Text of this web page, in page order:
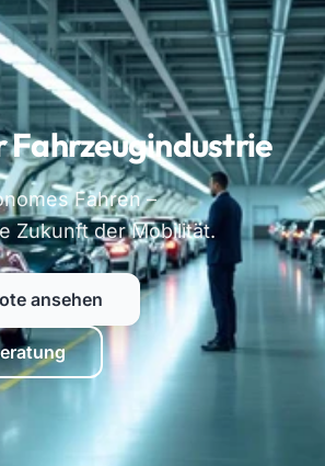
Fahrzeugindustrie
Fahren –
Zukunft der Mobilität.
ansehen